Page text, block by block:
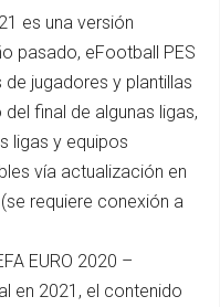
es una versión
pasado, eFootball PES
jugadores y plantillas
final de algunas ligas,
ligas y equipos
vía actualización en
requiere conexión a
EURO 2020 –
en 2021, el contenido